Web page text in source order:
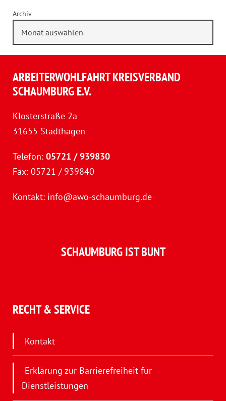
Archiv
ARBEITERWOHLFAHRT KREISVERBAND
SCHAUMBURG E.V.
Klosterstraße 2a
31655 Stadthagen
Telefon: 05721 / 939830
Fax: 05721 / 939840
Kontakt: info@awo-schaumburg.de
SCHAUMBURG IST BUNT
RECHT & SERVICE
Kontakt
Erklärung zur Barrierefreiheit für
Dienstleistungen